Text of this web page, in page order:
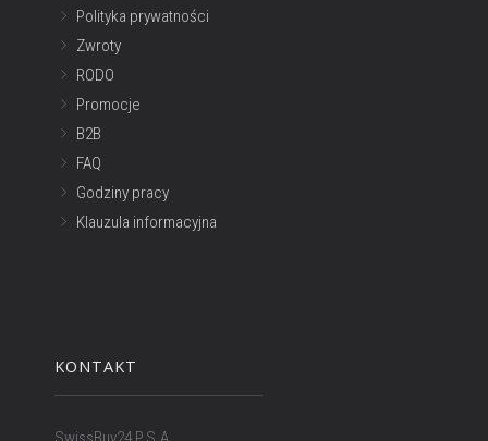
Polityka prywatności
Zwroty
RODO
Promocje
B2B
FAQ
Godziny pracy
Klauzula informacyjna
KONTAKT